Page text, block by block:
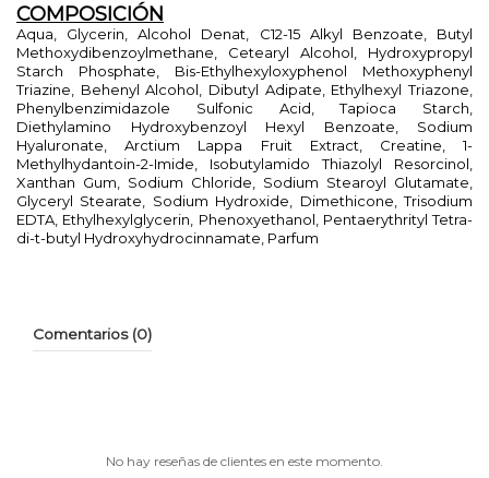
COMPOSICIÓN
Aqua, Glycerin, Alcohol Denat, C12-15 Alkyl Benzoate, Butyl
Methoxydibenzoylmethane, Cetearyl Alcohol, Hydroxypropyl
Starch Phosphate, Bis-Ethylhexyloxyphenol Methoxyphenyl
Triazine, Behenyl Alcohol, Dibutyl Adipate, Ethylhexyl Triazone,
Phenylbenzimidazole Sulfonic Acid, Tapioca Starch,
Diethylamino Hydroxybenzoyl Hexyl Benzoate, Sodium
Hyaluronate, Arctium Lappa Fruit Extract, Creatine, 1-
Methylhydantoin-2-Imide, Isobutylamido Thiazolyl Resorcinol,
Xanthan Gum, Sodium Chloride, Sodium Stearoyl Glutamate,
Glyceryl Stearate, Sodium Hydroxide, Dimethicone, Trisodium
EDTA, Ethylhexylglycerin, Phenoxyethanol, Pentaerythrityl Tetra-
di-t-butyl Hydroxyhydrocinnamate, Parfum
Comentarios (0)
No hay reseñas de clientes en este momento.